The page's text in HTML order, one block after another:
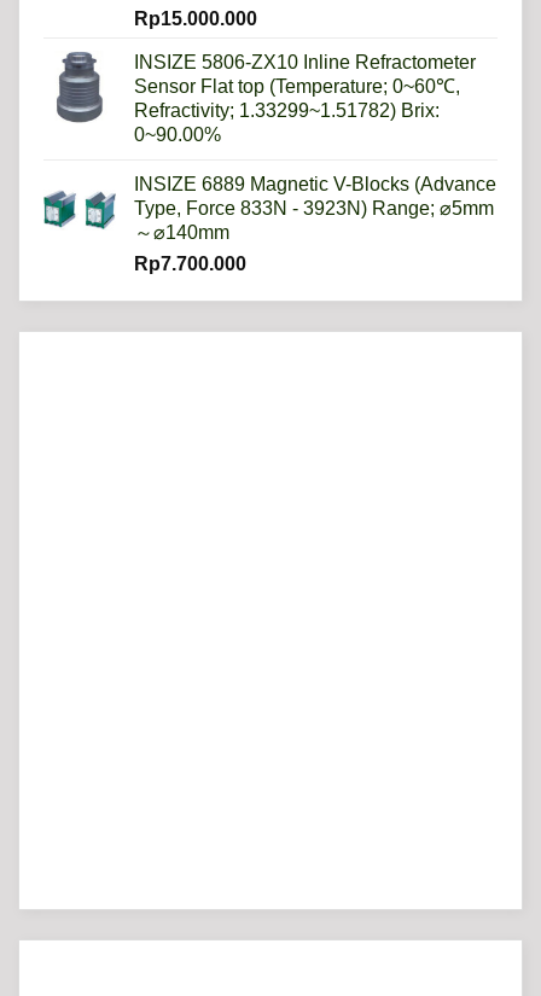
Rp15.000.000
INSIZE 5806-ZX10 Inline Refractometer
Sensor Flat top (Temperature; 0~60℃,
Refractivity; 1.33299~1.51782) Brix:
0~90.00%
INSIZE 6889 Magnetic V-Blocks (Advance
Type, Force 833N - 3923N) Range; ⌀5mm
～⌀140mm
Rp7.700.000